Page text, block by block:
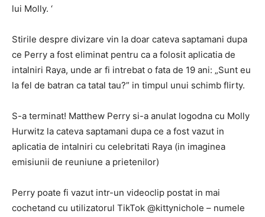
lui Molly. ‘
Stirile despre divizare vin la doar cateva saptamani dupa
ce Perry a fost eliminat pentru ca a folosit aplicatia de
intalniri Raya, unde ar fi intrebat o fata de 19 ani: „Sunt eu
la fel de batran ca tatal tau?” in timpul unui schimb flirty.
S-a terminat! Matthew Perry si-a anulat logodna cu Molly
Hurwitz la cateva saptamani dupa ce a fost vazut in
aplicatia de intalniri cu celebritati Raya (in imaginea
emisiunii de reuniune a prietenilor)
Perry poate fi vazut intr-un videoclip postat in mai
cochetand cu utilizatorul TikTok @kittynichole – numele